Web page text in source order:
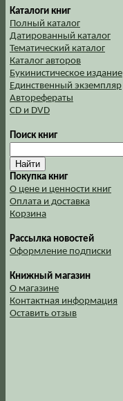
Каталоги книг
Полный каталог
Датированный каталог
Тематический каталог
Каталог авторов
Букинистическое издание
Единственный экземпляр
Авторефераты
CD и DVD
Поиск книг
Покупка книг
О цене и ценности книг
Оплата и доставка
Корзина
Рассылка новостей
Оформление подписки
Книжный магазин
О магазине
Контактная информация
Оставить отзыв